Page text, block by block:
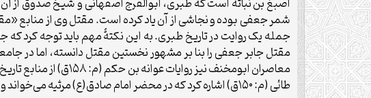
شمر جعفی بوده و نجاشی از آن یاد کرده است. مقتل وی از منابع
جمله یک روایت در تاریخ طبری. به این نکتۀ مهم باید توجه کرد
مقتل جابر جعفی را بنا بر مشهور نخستین مقتل دانسته، اما در
طائی (م: ۱۵۰ق) اشاره کرد که در محضر امام صادق(ع) مرثیه می‌خواند و به نوشتۀ ابن ندیم، مراثی او دویست ورقه بوده است.